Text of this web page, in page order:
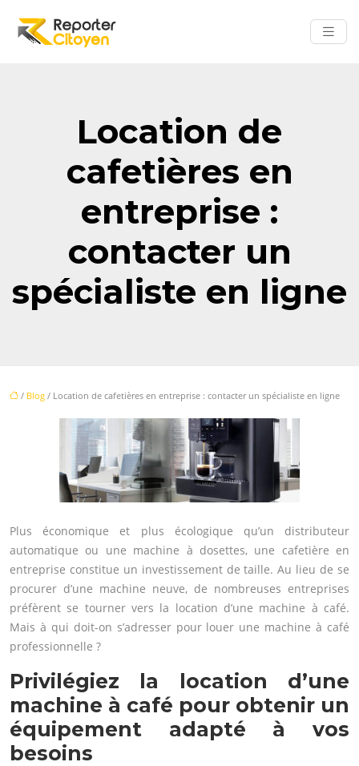
Location de
cafetières en
entreprise :
contacter un
spécialiste en ligne
/ Blog / Location de cafetières en entreprise : contacter un spécialiste en ligne
Plus économique et plus écologique qu’un distributeur
automatique ou une machine à dosettes, une cafetière en
entreprise constitue un investissement de taille. Au lieu de se
procurer d’une machine neuve, de nombreuses entreprises
préfèrent se tourner vers la location d’une machine à café.
Mais à qui doit-on s’adresser pour louer une machine à café
professionnelle ?
Privilégiez la location d’une
machine à café pour obtenir un
équipement adapté à vos
besoins